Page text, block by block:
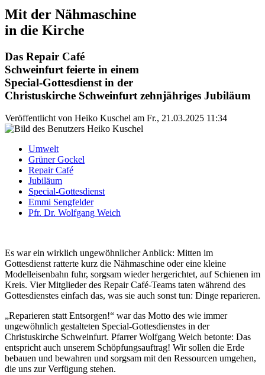
Mit der Nähmaschine
in die Kirche
Das Repair Café
Schweinfurt feierte in einem
Special-Gottesdienst in der
Christuskirche Schweinfurt zehnjähriges Jubiläum
Veröffentlicht von Heiko Kuschel am Fr., 21.03.2025 11:34
Umwelt
Grüner Gockel
Repair Café
Jubiläum
Special-Gottesdienst
Emmi Sengfelder
Pfr. Dr. Wolfgang Weich
Es war ein wirklich ungewöhnlicher Anblick: Mitten im
Gottesdienst ratterte kurz die Nähmaschine oder eine kleine
Modelleisenbahn fuhr, sorgsam wieder hergerichtet, auf Schienen im
Kreis. Vier Mitglieder des Repair Café-Teams taten während des
Gottesdienstes einfach das, was sie auch sonst tun: Dinge reparieren.
„Reparieren statt Entsorgen!“ war das Motto des wie immer
ungewöhnlich gestalteten Special-Gottesdienstes in der
Christuskirche Schweinfurt. Pfarrer Wolfgang Weich betonte: Das
entspricht auch unserem Schöpfungsauftrag! Wir sollen die Erde
bebauen und bewahren und sorgsam mit den Ressourcen umgehen,
die uns zur Verfügung stehen.